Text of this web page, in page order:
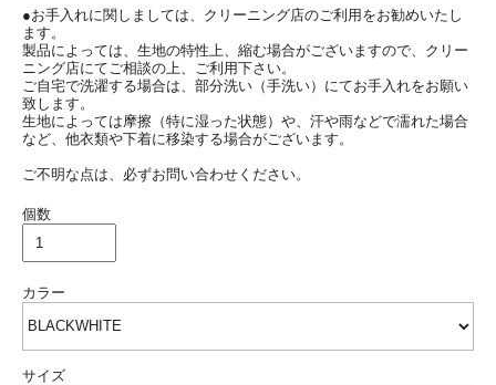
●お手入れに関しましては、クリーニング店のご利用をお勧めいたし
ます。
製品によっては、生地の特性上、縮む場合がございますので、クリー
ニング店にてご相談の上、ご利用下さい。
ご自宅で洗濯する場合は、部分洗い（手洗い）にてお手入れをお願い
致します。
生地によっては摩擦（特に湿った状態）や、汗や雨などで濡れた場合
など、他衣類や下着に移染する場合がございます。
ご不明な点は、必ずお問い合わせください。
個数
カラー
サイズ